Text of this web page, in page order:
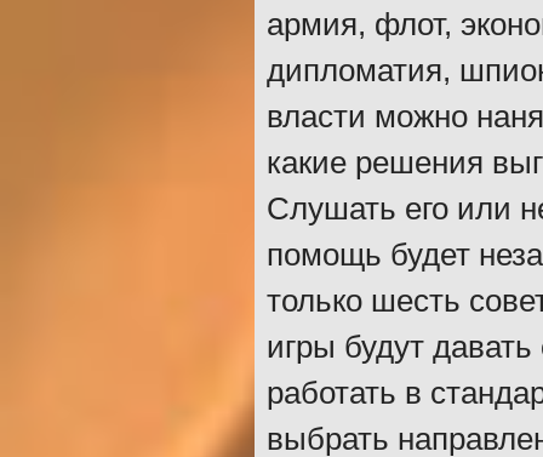
армия, флот,
дипломатия,
власти можно
какие решения
Слушать его или
помощь будет
только шесть
игры будут
работать в
выбрать